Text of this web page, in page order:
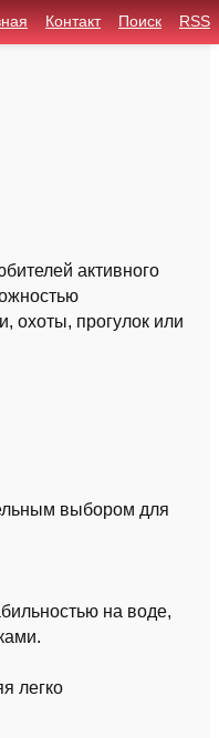
активного
охоты, прогулок или
выбором для
на воде,
легко
Контакт Поиск RSS